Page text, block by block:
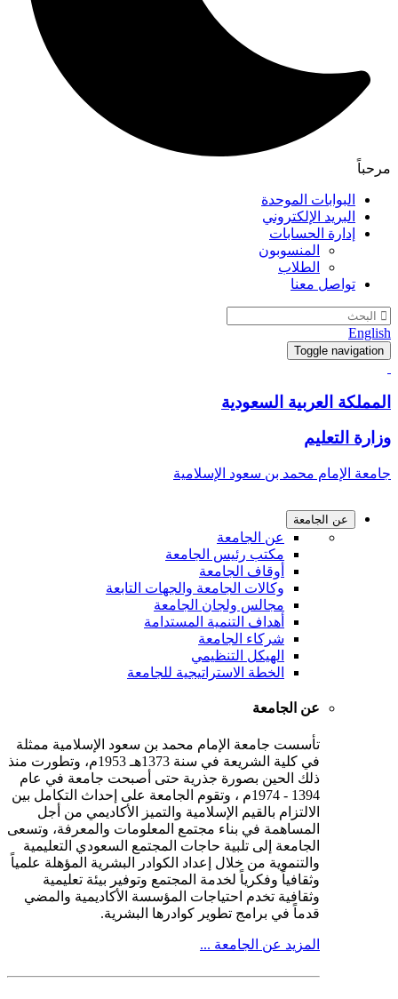
مرحباً
البوابات الموحدة
البريد الإلكتروني
إدارة الحسابات
المنسوبون
الطلاب
تواصل معنا
English
Toggle navigation
المملكة العربية السعودية
وزارة التعليم
جامعة الإمام محمد بن سعود الإسلامية
عن الجامعة
عن الجامعة
مكتب رئيس الجامعة
أوقاف الجامعة
وكالات الجامعة والجهات التابعة
مجالس ولجان الجامعة
أهداف التنمية المستدامة
شركاء الجامعة
الهيكل التنظيمي
الخطة الاستراتيجية للجامعة
عن الجامعة
تأسست جامعة الإمام محمد بن سعود الإسلامية ممثلة
في كلية الشريعة في سنة 1373هـ 1953م، وتطورت منذ
ذلك الحين بصورة جذرية حتى أصبحت جامعة في عام
1394 - 1974م ، وتقوم الجامعة على إحداث التكامل بين
الالتزام بالقيم الإسلامية والتميز الأكاديمي من أجل
المساهمة في بناء مجتمع المعلومات والمعرفة، وتسعى
الجامعة إلى تلبية حاجات المجتمع السعودي التعليمية
والتنموية من خلال إعداد الكوادر البشرية المؤهلة علمياً
وثقافياً وفكرياً لخدمة المجتمع وتوفير بيئة تعليمية
وثقافية تخدم احتياجات المؤسسة الأكاديمية والمضي
قدماً في برامج تطوير كوادرها البشرية.
المزيد عن الجامعة ...